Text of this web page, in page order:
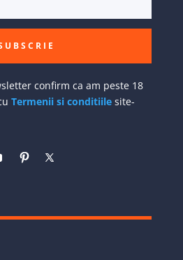
confirm ca am peste 18
Termenii si conditiilesite-